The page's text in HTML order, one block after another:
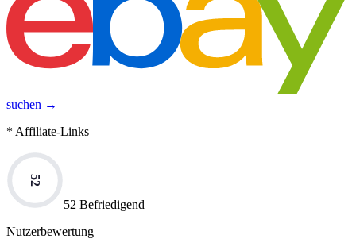
suchen →
* Affiliate-Links
52
52 Befriedigend
Nutzerbewertung